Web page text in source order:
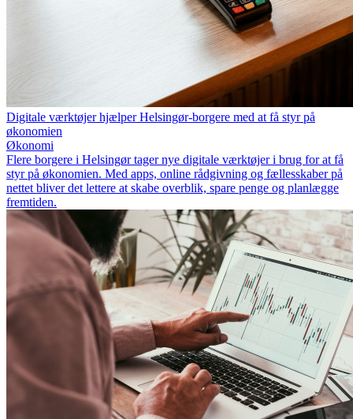
Digitale værktøjer hjælper Helsingør-borgere med at få styr på
økonomien
Økonomi
Flere borgere i Helsingør tager nye digitale værktøjer i brug for at få
styr på økonomien. Med apps, online rådgivning og fællesskaber på
nettet bliver det lettere at skabe overblik, spare penge og planlægge
fremtiden.